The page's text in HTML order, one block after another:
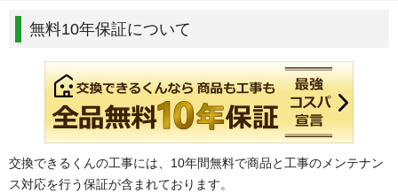
無料10年保証について
交換できるくんの工事には、10年間無料で商品と工事のメンテナン
ス対応を行う保証が含まれております。